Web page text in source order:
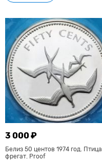
3 000 ₽
Белиз 50 центов 1974 год. Птица
фрегат. Proof